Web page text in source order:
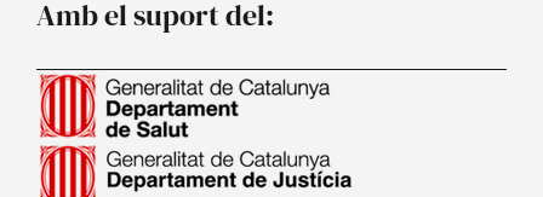
k
Amb el suport del: